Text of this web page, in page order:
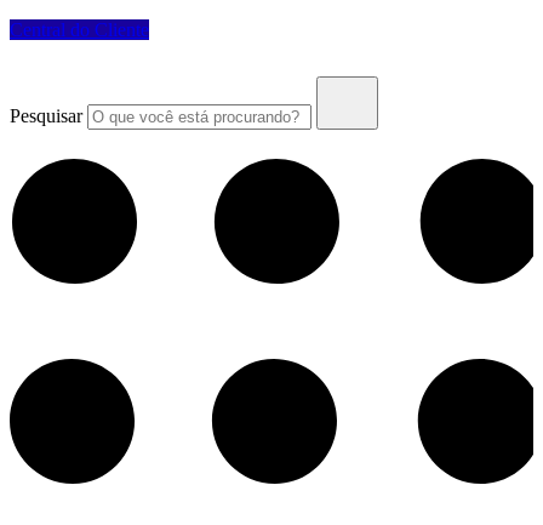
Central do Cliente
Pesquisar